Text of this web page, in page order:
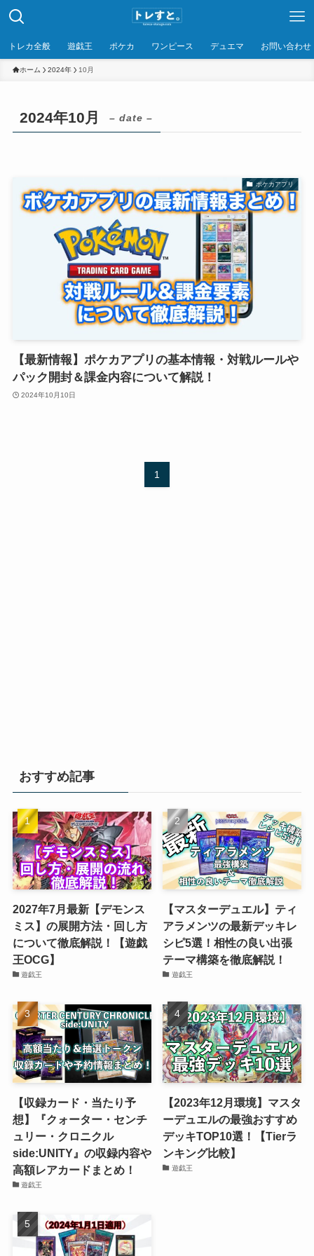
トレカ全般 遊戯王 ポケカ ワンピース デュエマ お問い合わせ
ホーム 2024年 10月
2024年10月 – date –
ポケカアプリ
【最新情報】ポケカアプリの基本情報・対戦ルールや
パック開封＆課金内容について解説！
2024年10月10日
1
おすすめ記事
2027年7月最新【デモンス
ミス】の展開方法・回し方
について徹底解説！【遊戯
王OCG】
遊戯王
【マスターデュエル】ティ
アラメンツの最新デッキレ
シピ5選！相性の良い出張
テーマ構築を徹底解説！
遊戯王
【収録カード・当たり予
想】『クォーター・センチ
ュリー・クロニクル
side:UNITY』の収録内容や
高額レアカードまとめ！
遊戯王
【2023年12月環境】マスタ
ーデュエルの最強おすすめ
デッキTOP10選！【Tierラ
ンキング比較】
遊戯王